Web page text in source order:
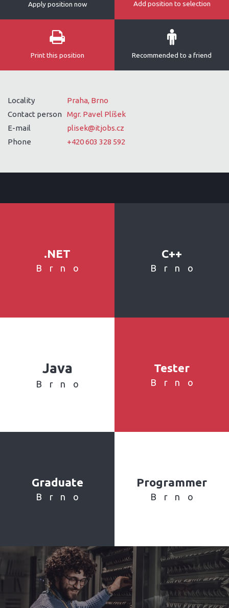
Apply position now Add position to selection
Print this position Recommended to a friend
Locality
Praha, Brno
Contact person Mgr. Pavel Plíšek
E-mail
plisek@itjobs.cz
Phone
+420 603 328 592
.NET
Brno
C++
Brno
Java
Brno
Tester
Brno
Graduate
Brno
Programmer
Brno